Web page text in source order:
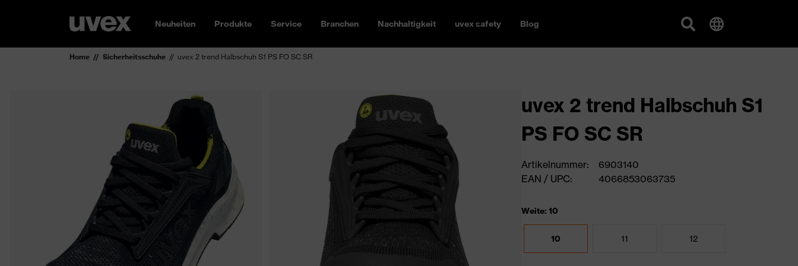
Neuheiten Produkte Service Branchen Nachhaltigkeit uvex safety Blog
Home Sicherheitsschuhe uvex 2 trend Halbschuh S1 PS FO SC SR
uvex 2 trend Halbschuh S1
PS FO SC SR
Artikelnummer:
6903140
EAN / UPC:
4066853063735
Weite: 10
10 11 12